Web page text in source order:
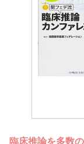
臨床推論を多数